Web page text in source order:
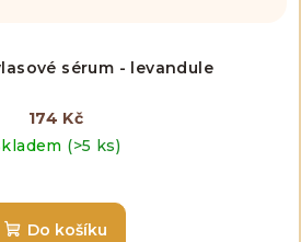
sérum - levandule
174 Kč
(>5 ks)
Do košíku